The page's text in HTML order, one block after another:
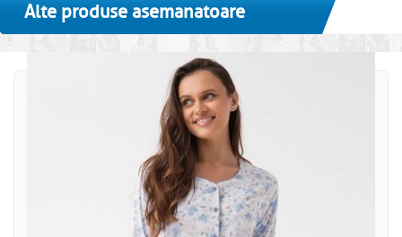
Alte produse asemanatoare